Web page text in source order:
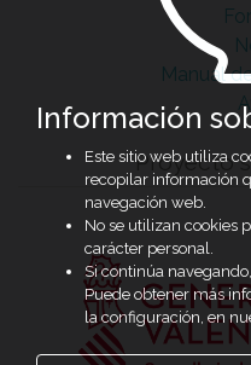
Manual
Proyecto
Información
Este sitio web utiliza
recopilar información
navegación web.
No se utilizan cookies
carácter personal.
Si continúa
Puede obtener más
la configuración, en